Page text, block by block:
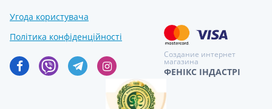
Угода користувача
Політика конфіденційності
Создание интернет
магазина
ФЕНІКС ІНДАСТРІ